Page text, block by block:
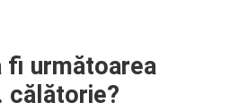
fi următoarea
călătorie?